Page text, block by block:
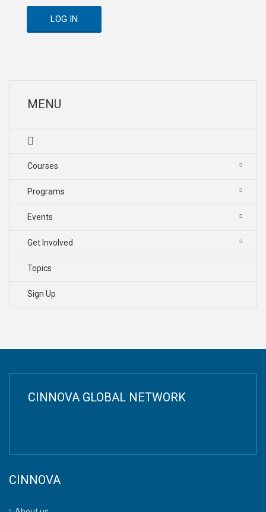
LOG IN
MENU
Courses
Programs
Events
Get Involved
Topics
Sign Up
CINNOVA GLOBAL NETWORK
CINNOVA